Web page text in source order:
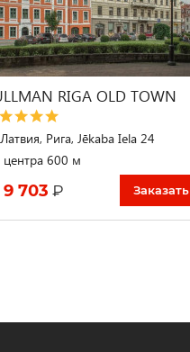
RIGA OLD TOWN
Латвия, Рига, Jēkaba Iela 24
600 м
9 703 ₽ Заказать